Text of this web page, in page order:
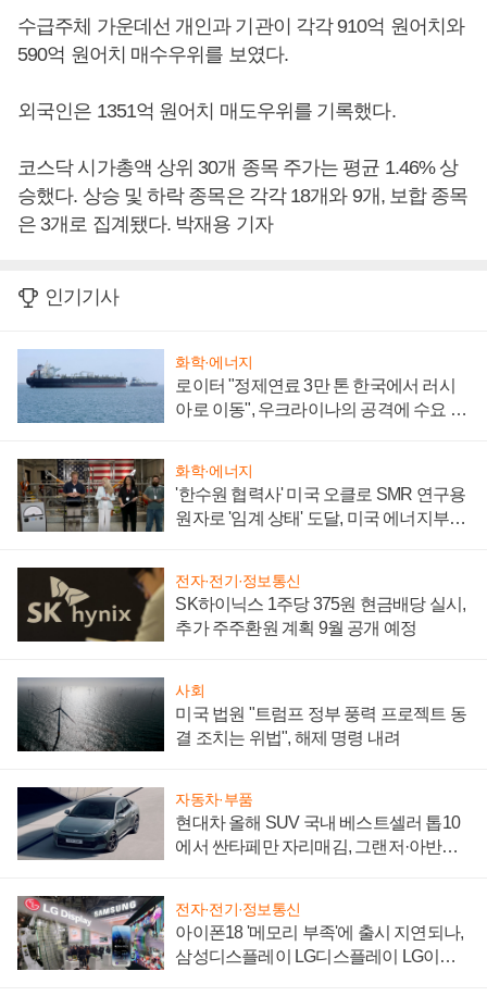
수급주체 가운데선 개인과 기관이 각각 910억 원어치와
590억 원어치 매수우위를 보였다.
외국인은 1351억 원어치 매도우위를 기록했다.
코스닥 시가총액 상위 30개 종목 주가는 평균 1.46% 상
승했다. 상승 및 하락 종목은 각각 18개와 9개, 보합 종목
은 3개로 집계됐다. 박재용 기자
인기기사
화학·에너지
로이터 "정제연료 3만 톤 한국에서 러시
아로 이동", 우크라이나의 공격에 수요 늘
화학·에너지
'한수원 협력사' 미국 오클로 SMR 연구용
원자로 '임계 상태' 도달, 미국 에너지부
전자·전기·정보통신
SK하이닉스 1주당 375원 현금배당 실시,
추가 주주환원 계획 9월 공개 예정
사회
미국 법원 "트럼프 정부 풍력 프로젝트 동
결 조치는 위법", 해제 명령 내려
자동차·부품
현대차 올해 SUV 국내 베스트셀러 톱10
에서 싼타페만 자리매김, 그랜저·아반떼
전자·전기·정보통신
아이폰18 '메모리 부족'에 출시 지연되나,
삼성디스플레이 LG디스플레이 LG이노